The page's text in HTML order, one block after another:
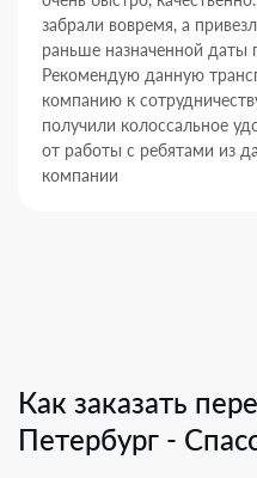
забрали вовремя, а
раньше назначенной даты
Рекомендую данную
компанию к
получили колоссальное
от работы с ребятами из
компании
Как заказать
Петербург -